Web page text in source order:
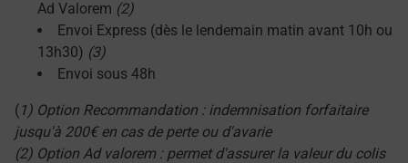
Ad Valorem (2)
Envoi Express (dès le lendemain matin avant 10h ou
13h30) (3)
Envoi sous 48h
( 1) Option Recommandation : indemnisation forfaitaire
jusqu'à 200€ en cas de perte ou d'avarie
(2) Option Ad valorem : permet d'assurer la valeur du colis